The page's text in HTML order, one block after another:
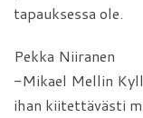
tapauksessa ole.
Pekka Niiranen
-Mikael Mellin
ihan kiitettävästi